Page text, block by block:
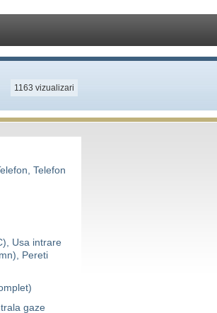
1163 vizualizari
Telefon
Usa intrare
Pereti
gaze